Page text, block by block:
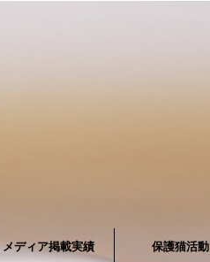
メディア掲載実績 保護猫活動